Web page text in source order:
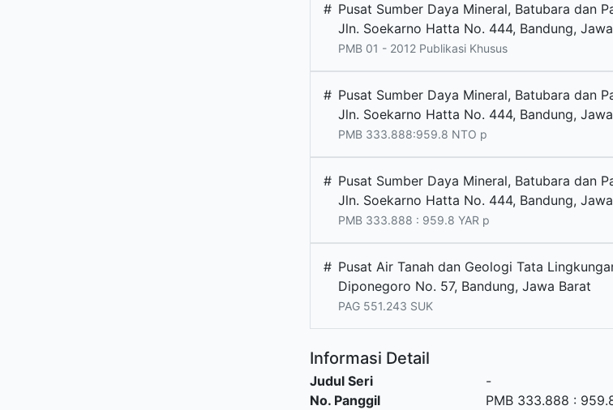
# Pusat Sumber Daya Mineral, Batubara dan
Jln. Soekarno Hatta No. 444, Bandung,
PMB 01 - 2012 Publikasi Khusus
# Pusat Sumber Daya Mineral, Batubara dan
Jln. Soekarno Hatta No. 444, Bandung,
PMB 333.888:959.8 NTO p
# Pusat Sumber Daya Mineral, Batubara dan
Jln. Soekarno Hatta No. 444, Bandung,
PMB 333.888 : 959.8 YAR p
# Pusat Air Tanah dan Geologi Tata
Diponegoro No. 57, Bandung, Jawa Barat
PAG 551.243 SUK
Informasi Detail
Judul Seri
-
No. Panggil
PMB 333.888 :